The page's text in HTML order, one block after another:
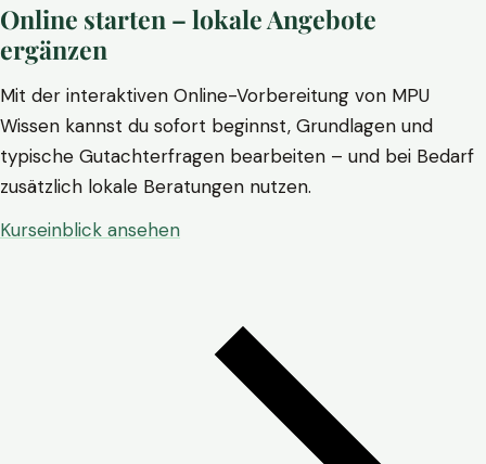
Online starten – lokale Angebote
ergänzen
Mit der interaktiven Online-Vorbereitung von MPU
Wissen kannst du sofort beginnst, Grundlagen und
typische Gutachterfragen bearbeiten – und bei Bedarf
zusätzlich lokale Beratungen nutzen.
Kurseinblick ansehen